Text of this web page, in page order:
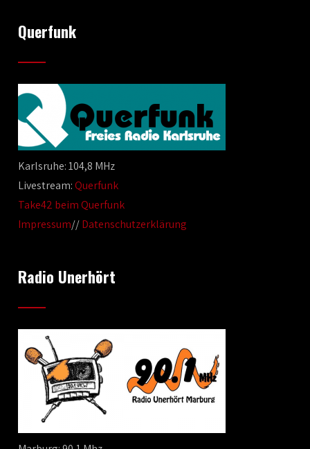
Querfunk
Karlsruhe: 104,8 MHz
Livestream:Querfunk
Take42 beim Querfunk
Impressum//Datenschutzerklärung
Radio Unerhört